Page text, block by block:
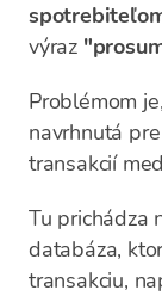
výraz
Problémom
navrhnutá
transakcií
Tu prichádza
databáza,
transakciu,